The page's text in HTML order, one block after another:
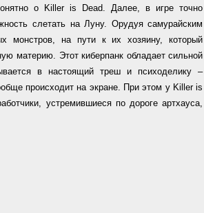
о Killer is Dead. Далее, в игре точно
слетать на Луну. Орудуя самурайским
монстров, на пути к их хозяину, который
материю. Этот киберпанк обладает сильной
в настоящий треш и психоделику –
происходит на экране. При этом у Killer is
устремившиеся по дороге артхауса,